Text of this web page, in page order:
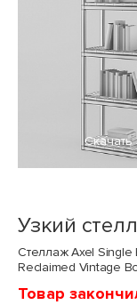
Узкий
Стеллаж Axel Single
Reclaimed Vintage
Товар